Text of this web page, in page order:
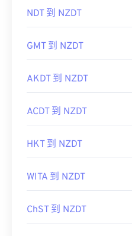
NDT 到 NZDT
GMT 到 NZDT
AKDT 到 NZDT
ACDT 到 NZDT
HKT 到 NZDT
WITA 到 NZDT
ChST 到 NZDT